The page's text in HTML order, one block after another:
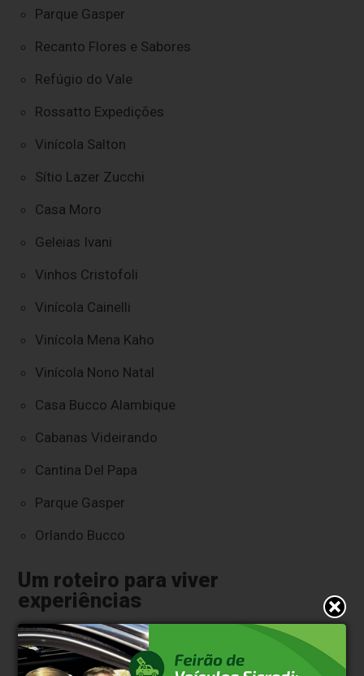
Parque Gasper
Recanto Flores e Sabores
Refúgio do Vale
Rossatto Expedições
Vinícola Salton
Sítio Lazer Zucchi
Casa Moro
Geleias Ivani
Vinhos Cristofoli
Vinícola Cainelli
Vinícola Mena Kaho
Vinícola Nono Natal
Casa Bucco Alambique
Cabanas Videirando
Cantina Del Papa
Parque Gasper
Orlando Bucco
Um roteiro para viver
experiências
O Vera Vista reúne opções para diferentes perfis de
visitantes. O turista pode percorrer vinícolas